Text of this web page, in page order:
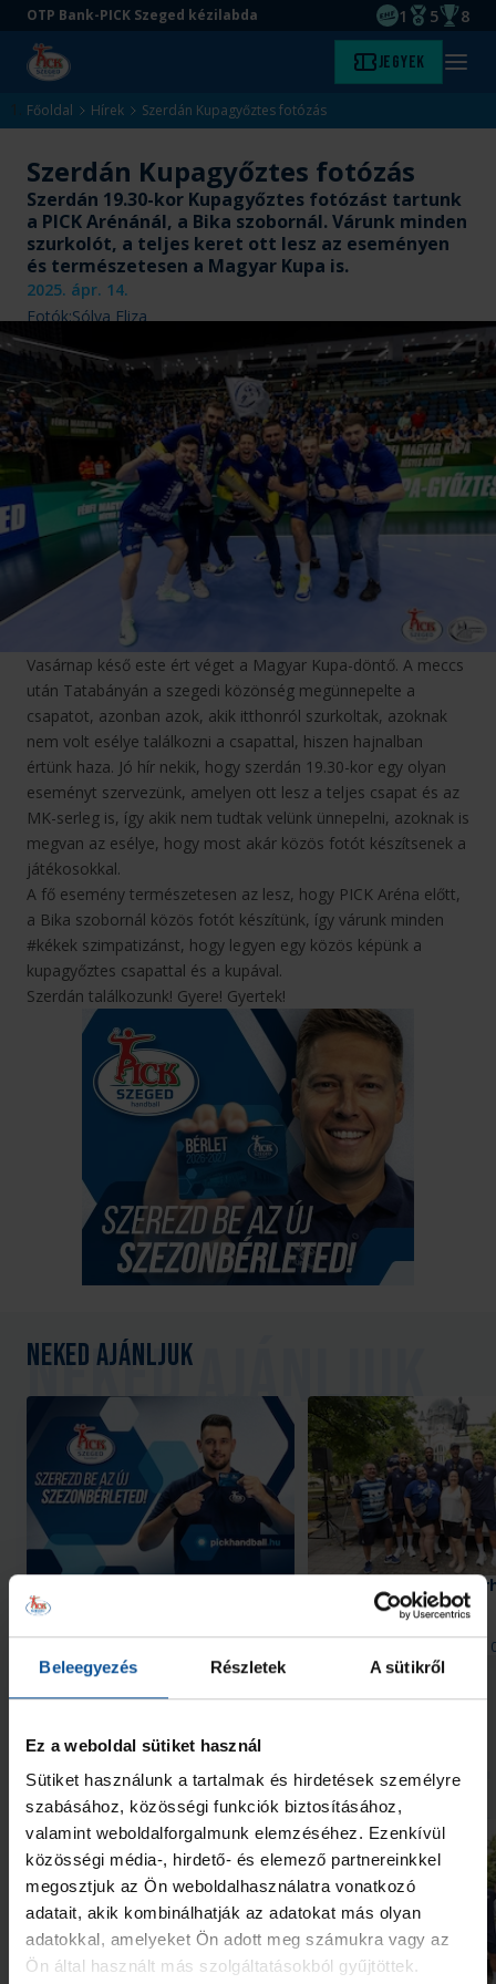
Beleegyezés Részletek A sütikről
Ez a weboldal sütiket használ
Sütiket használunk a tartalmak és hirdetések személyre
szabásához, közösségi funkciók biztosításához,
valamint weboldalforgalmunk elemzéséhez. Ezenkívül
közösségi média-, hirdető- és elemező partnereinkkel
megosztjuk az Ön weboldalhasználatra vonatkozó
adatait, akik kombinálhatják az adatokat más olyan
adatokkal, amelyeket Ön adott meg számukra vagy az
Ön által használt más szolgáltatásokból gyűjtöttek.
Ugrás
tartalomra
Ugrás
aljára
OTP Bank-PICK Szeged kézilabda
EHF
1
Magyar
5 8
Kezdőlap Jegyek Menü
Főoldal Hírek Szerdán Kupagyőztes fotózás
Szerdán Kupagyőztes fotózás
Szerdán 19.30-kor Kupagyőztes fotózást tartunk
a PICK Arénánál, a Bika szobornál. Várunk minden
szurkolót, a teljes keret ott lesz az eseményen
és természetesen a Magyar Kupa is.
2025. ápr. 14.
Fotók:Sólya Eliza
Vasárnap késő este ért véget a Magyar Kupa-döntő. A meccs
után Tatabányán a szegedi közönség megünnepelte a
csapatot, azonban azok, akik itthonról szurkoltak, azoknak
nem volt esélye találkozni a csapattal, hiszen hajnalban
értünk haza. Jó hír nekik, hogy szerdán 19.30-kor egy olyan
eseményt szervezünk, amelyen ott lesz a teljes csapat és az
MK-serleg is, így akik nem tudtak velünk ünnepelni, azoknak is
megvan az esélye, hogy most akár közös fotót készítsenek a
játékosokkal.
A fő esemény természetesen az lesz, hogy PICK Aréna előtt,
a Bika szobornál közös fotót készítünk, így várunk minden
#kékek szimpatizánst, hogy legyen egy közös képünk a
kupagyőztes csapattal és a kupával.
Szerdán találkozunk! Gyere! Gyertek!
Neked ajánljuk
Megnézem az összeset
bérletértékesítés
2026. aug.
Közönségsiker a
#kékek Touron
További friss hírek